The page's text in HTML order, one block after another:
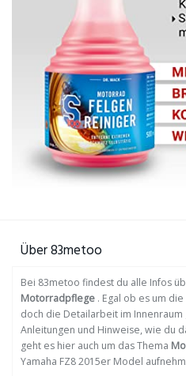
Über 83metoo
Bei 83metoo findest du alle Infos
Motorradpflege . Egal ob es um
doch die Detailarbeit im
Anleitungen und Hinweise, wie du
geht es hier auch um das Thema
Yamaha FZ8 2015er Model